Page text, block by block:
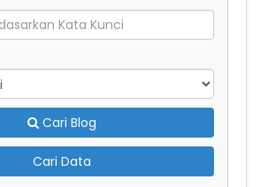
Cari Blog
Cari Data